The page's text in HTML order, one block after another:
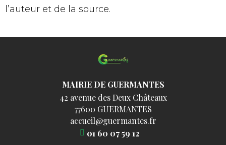
l’auteur et de la source.
MAIRIE DE GUERMANTES
42 avenue des Deux Châteaux
77600 GUERMANTES
accueil@guermantes.fr
01 60 07 59 12